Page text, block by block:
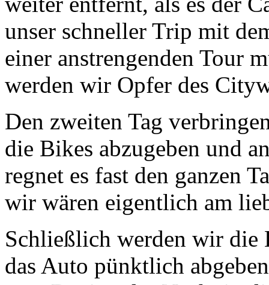
unser schneller Trip mit
einer anstrengenden Tour
werden wir Opfer des
Den zweiten Tag
die Bikes abzugeben und
regnet es fast den ganzen
wir wären eigentlich am
Schließlich werden wir die
das Auto pünktlich